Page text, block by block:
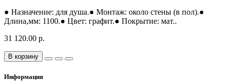
● Назначение: для душа.● Монтаж: около стены (в пол).●
Длина,мм: 1100.● Цвет: графит.● Покрытие: мат..
31 120.00 р.
В корзину
Информация